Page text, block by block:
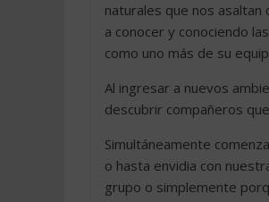
naturales que nos
a conocer y conociendo
como uno más de su
Al ingresar a nuevos
descubrir compañeros
Simultáneamente
o hasta envidia con
grupo o simplemente